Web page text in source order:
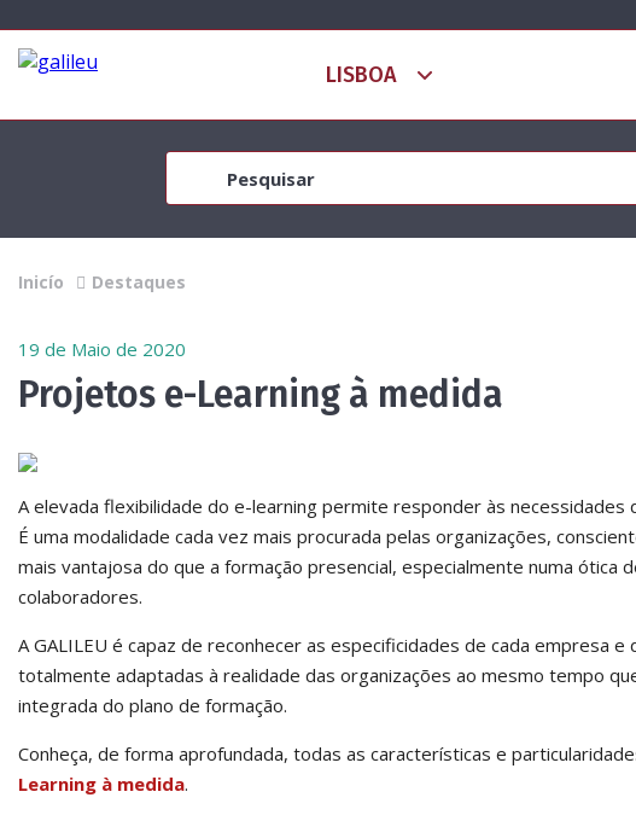
Inicío Destaques
19 de Maio de 2020
Projetos e-Learning à medida
A elevada flexibilidade do e-learning permite responder às necessidades
É uma modalidade cada vez mais procurada pelas organizações,
mais vantajosa do que a formação presencial, especialmente numa
colaboradores.
A GALILEU é capaz de reconhecer as especificidades de cada empresa
totalmente adaptadas à realidade das organizações ao mesmo tempo
integrada do plano de formação.
Conheça, de forma aprofundada, todas as características e
Learning à medida.